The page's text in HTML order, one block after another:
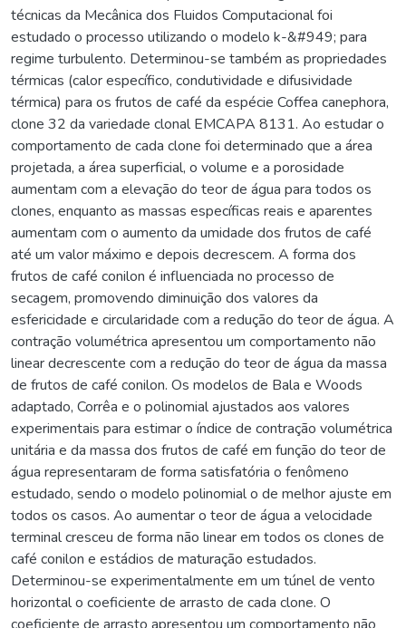
técnicas da Mecânica dos Fluidos Computacional foi
estudado o processo utilizando o modelo k-&#949; para
regime turbulento. Determinou-se também as propriedades
térmicas (calor específico, condutividade e difusividade
térmica) para os frutos de café da espécie Coffea canephora,
clone 32 da variedade clonal EMCAPA 8131. Ao estudar o
comportamento de cada clone foi determinado que a área
projetada, a área superficial, o volume e a porosidade
aumentam com a elevação do teor de água para todos os
clones, enquanto as massas específicas reais e aparentes
aumentam com o aumento da umidade dos frutos de café
até um valor máximo e depois decrescem. A forma dos
frutos de café conilon é influenciada no processo de
secagem, promovendo diminuição dos valores da
esfericidade e circularidade com a redução do teor de água. A
contração volumétrica apresentou um comportamento não
linear decrescente com a redução do teor de água da massa
de frutos de café conilon. Os modelos de Bala e Woods
adaptado, Corrêa e o polinomial ajustados aos valores
experimentais para estimar o índice de contração volumétrica
unitária e da massa dos frutos de café em função do teor de
água representaram de forma satisfatória o fenômeno
estudado, sendo o modelo polinomial o de melhor ajuste em
todos os casos. Ao aumentar o teor de água a velocidade
terminal cresceu de forma não linear em todos os clones de
café conilon e estádios de maturação estudados.
Determinou-se experimentalmente em um túnel de vento
horizontal o coeficiente de arrasto de cada clone. O